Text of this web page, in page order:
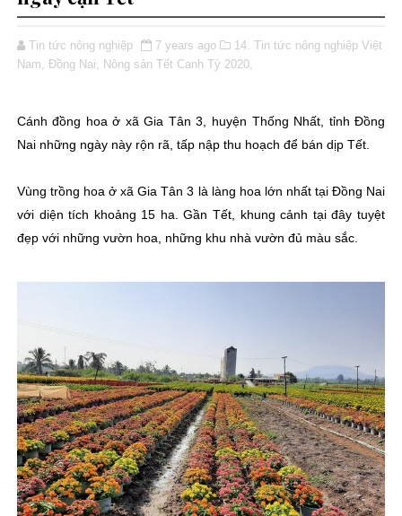
Tin tức nông nghiệp 7 years ago
14. Tin tức nông nghiệp Việt
Nam, Đồng Nai, Nông sản Tết Canh Tý 2020,
Cánh đồng hoa ở xã Gia Tân 3, huyện Thống Nhất, tỉnh Đồng
Nai những ngày này rộn rã, tấp nập thu hoạch để bán dịp Tết.
Vùng trồng hoa ở xã Gia Tân 3 là làng hoa lớn nhất tại Đồng Nai
với diện tích khoảng 15 ha. Gần Tết, khung cảnh tại đây tuyệt
đẹp với những vườn hoa, những khu nhà vườn đủ màu sắc.